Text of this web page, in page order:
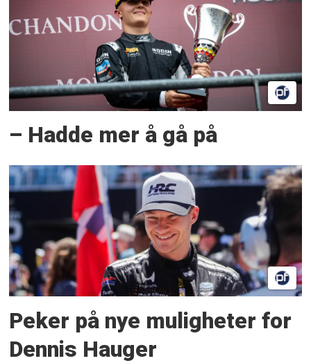
– Hadde mer å gå på
Peker på nye muligheter for
Dennis Hauger